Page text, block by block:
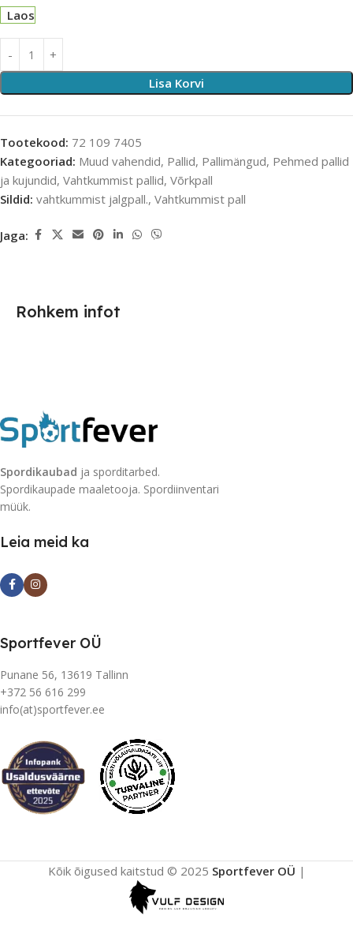
Laos
Lisa Korvi
Tootekood: 72 109 7405
Kategooriad: Muud vahendid, Pallid, Pallimängud, Pehmed pallid
ja kujundid, Vahtkummist pallid, Võrkpall
Sildid: vahtkummist jalgpall., Vahtkummist pall
Jaga:
Rohkem infot
Spordikaubad ja sporditarbed.
Spordikaupade maaletooja. Spordiinventari
müük.
Leia meid ka
Sportfever OÜ
Punane 56, 13619 Tallinn
+372 56 616 299
info(at)sportfever.ee
Kõik õigused kaitstud © 2025 Sportfever OÜ |